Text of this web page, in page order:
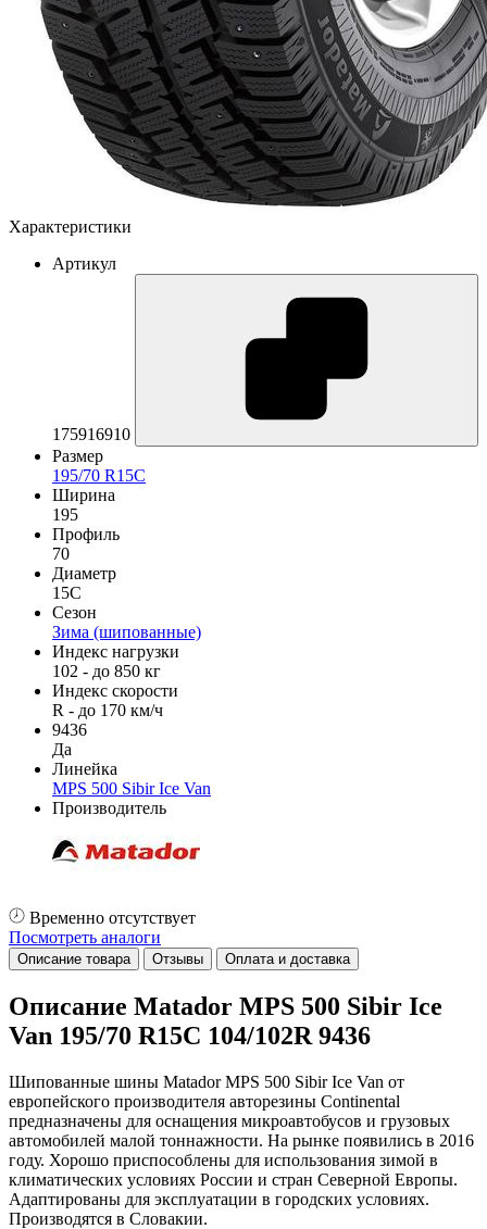
Характеристики
Артикул
175916910
Размер
195/70 R15C
Ширина
195
Профиль
70
Диаметр
15C
Сезон
Зима (шипованные)
Индекс нагрузки
102 - до 850 кг
Индекс скорости
R - до 170 км/ч
9436
Да
Линейка
MPS 500 Sibir Ice Van
Производитель
Временно отсутствует
Посмотреть аналоги
Описание товара Отзывы Оплата и доставка
Описание Matador MPS 500 Sibir Ice
Van 195/70 R15C 104/102R 9436
Шипованные шины Matador MPS 500 Sibir Ice Van от
европейского производителя авторезины Continental
предназначены для оснащения микроавтобусов и грузовых
автомобилей малой тоннажности. На рынке появились в 2016
году. Хорошо приспособлены для использования зимой в
климатических условиях России и стран Северной Европы.
Адаптированы для эксплуатации в городских условиях.
Производятся в Словакии.